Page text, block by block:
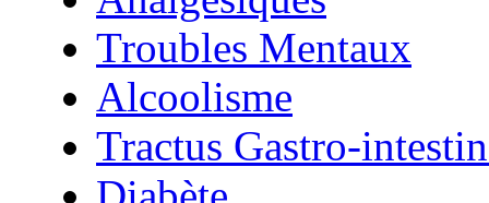
Troubles Mentaux
Alcoolisme
Tractus Gastro-